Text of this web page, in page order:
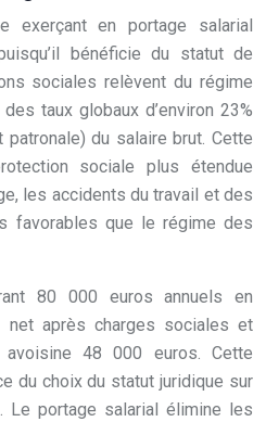
exerçant en portage salarial
bénéficie du statut de
sociales relèvent du régime
taux globaux d’environ 23%
du salaire brut. Cette
sociale plus étendue
les accidents du travail et des
favorables que le régime des
80 000 euros annuels en
net après charges sociales et
48 000 euros. Cette
du choix du statut juridique sur
Le portage salarial élimine les